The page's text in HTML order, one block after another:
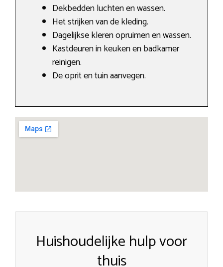
Dekbedden luchten en wassen.
Het strijken van de kleding.
Dagelijkse kleren opruimen en wassen.
Kastdeuren in keuken en badkamer
reinigen.
De oprit en tuin aanvegen.
Huishoudelijke hulp voor
thuis